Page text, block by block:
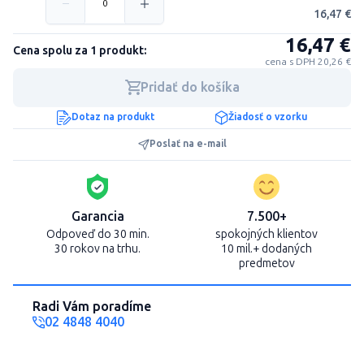
16,47 €
Cena spolu za 1 produkt: 16,47 €
cena s DPH 20,26 €
Pridať do košíka
Dotaz na produkt Žiadosť o vzorku
Poslať na e-mail
Garancia
Odpoveď do 30 min.
30 rokov na trhu.
7.500+
spokojných klientov
10 mil.+ dodaných
predmetov
Radi Vám poradíme
02 4848 4040